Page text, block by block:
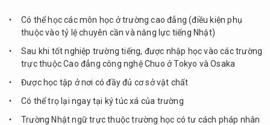
Có thể học các môn học ở trường cao đẳng (điều kiện phụ
thuộc vào tỷ lệ chuyên cần và năng lực tiếng Nhật)
Sau khi tốt nghiệp trường tiếng, được nhập học vào các trường
trực thuộc Cao đẳng công nghệ Chuo ở Tokyo và Osaka
Được học tập ở nơi có đầy đủ cơ sở vật chất
Có thể trọ lại ngay tại ký túc xá của trường
Trường Nhật ngữ trực thuộc trường học có tư cách pháp nhân